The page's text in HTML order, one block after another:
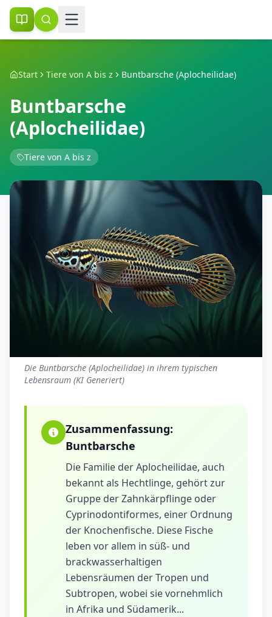
Start Tiere von A bis z Buntbarsche (Aplocheilidae)
Buntbarsche
(Aplocheilidae)
Tiere von A bis z
Die Buntbarsche (Aplocheilidae) in ihrem typischen
Lebensraum (KI Generiert)
Zusammenfassung:
Buntbarsche
Die Familie der Aplocheilidae, auch
bekannt als Hechtlinge, gehört zur
Gruppe der Zahnkärpflinge oder
Cyprinodontiformes, einer Ordnung
der Knochenfische. Diese Fische
leben vor allem in süß- und
brackwasserhaltigen
Lebensräumen der Tropen und
Subtropen, wobei sie vornehmlich
in Afrika und Südamerik...